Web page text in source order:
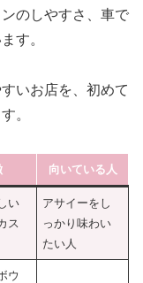
のしやすさ、車で
す。
いお店を、初めて
。
向いている人
い
ス
アサイーをし
っかり味わい
たい人
ウ